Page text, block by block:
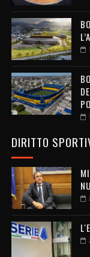
DIRITTO